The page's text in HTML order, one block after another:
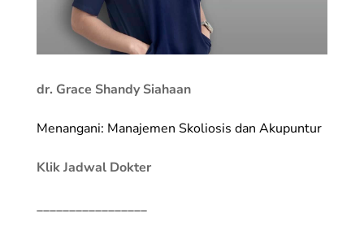
dr. Grace Shandy Siahaan
Menangani: Manajemen Skoliosis dan Akupuntur
Klik Jadwal Dokter
_________________